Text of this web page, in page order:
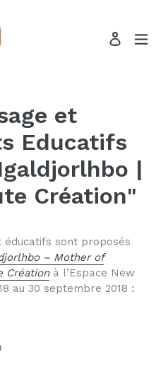
Recherche
Se
et
Educatifs
|
Création"
éducatifs sont proposés
– Mother of
Créationà l’Espace New
au 30 septembre 2018 :